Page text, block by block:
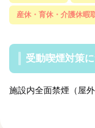
産休・育休・介護休暇
受動喫煙対策
施設内全面禁煙（屋